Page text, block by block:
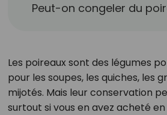
Peut-on congeler du
Les poireaux sont des légumes
pour les soupes, les quiches, les
mijotés. Mais leur conservation
surtout si vous en avez acheté